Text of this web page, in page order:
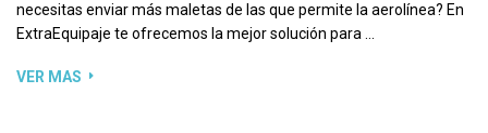
necesitas enviar más maletas de las que permite la aerolínea? En
ExtraEquipaje te ofrecemos la mejor solución para …
VER MAS